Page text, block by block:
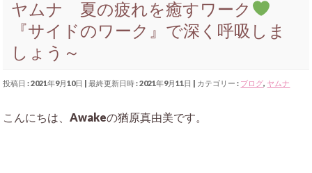
ヤムナ 夏の疲れを癒すワーク
『サイドのワーク』で深く呼吸しま
しょう～
投稿日 : 2021年9月10日 最終更新日時 : 2021年9月11日 カテゴリー : ブログ, ヤムナ
こんにちは、Awakeの猶原真由美です。